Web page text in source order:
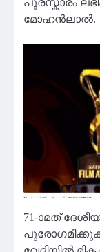
പുരസ്കാരം
മോഹൻലാൽ.
71-ാമത്